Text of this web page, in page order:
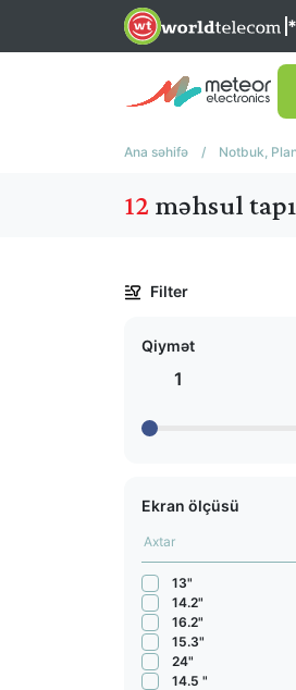
Ana səhifə / Notbuk,
12 məhsul
Filter
Qiymət
1
Ekran ölçüsü
13"
14.2"
16.2"
15.3"
24"
14.5 "